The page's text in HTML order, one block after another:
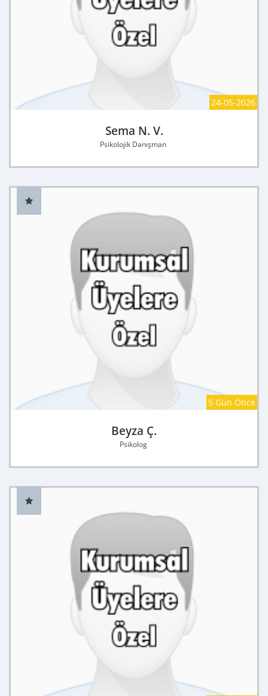
24-05-2026
Sema N. V.
Psikolojik Danışman
5 Gün Önce
Beyza Ç.
Psikolog